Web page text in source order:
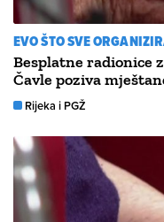
EVO ŠTO SVE
Besplatne radionice
Čavle poziva
Rijeka i PGŽ